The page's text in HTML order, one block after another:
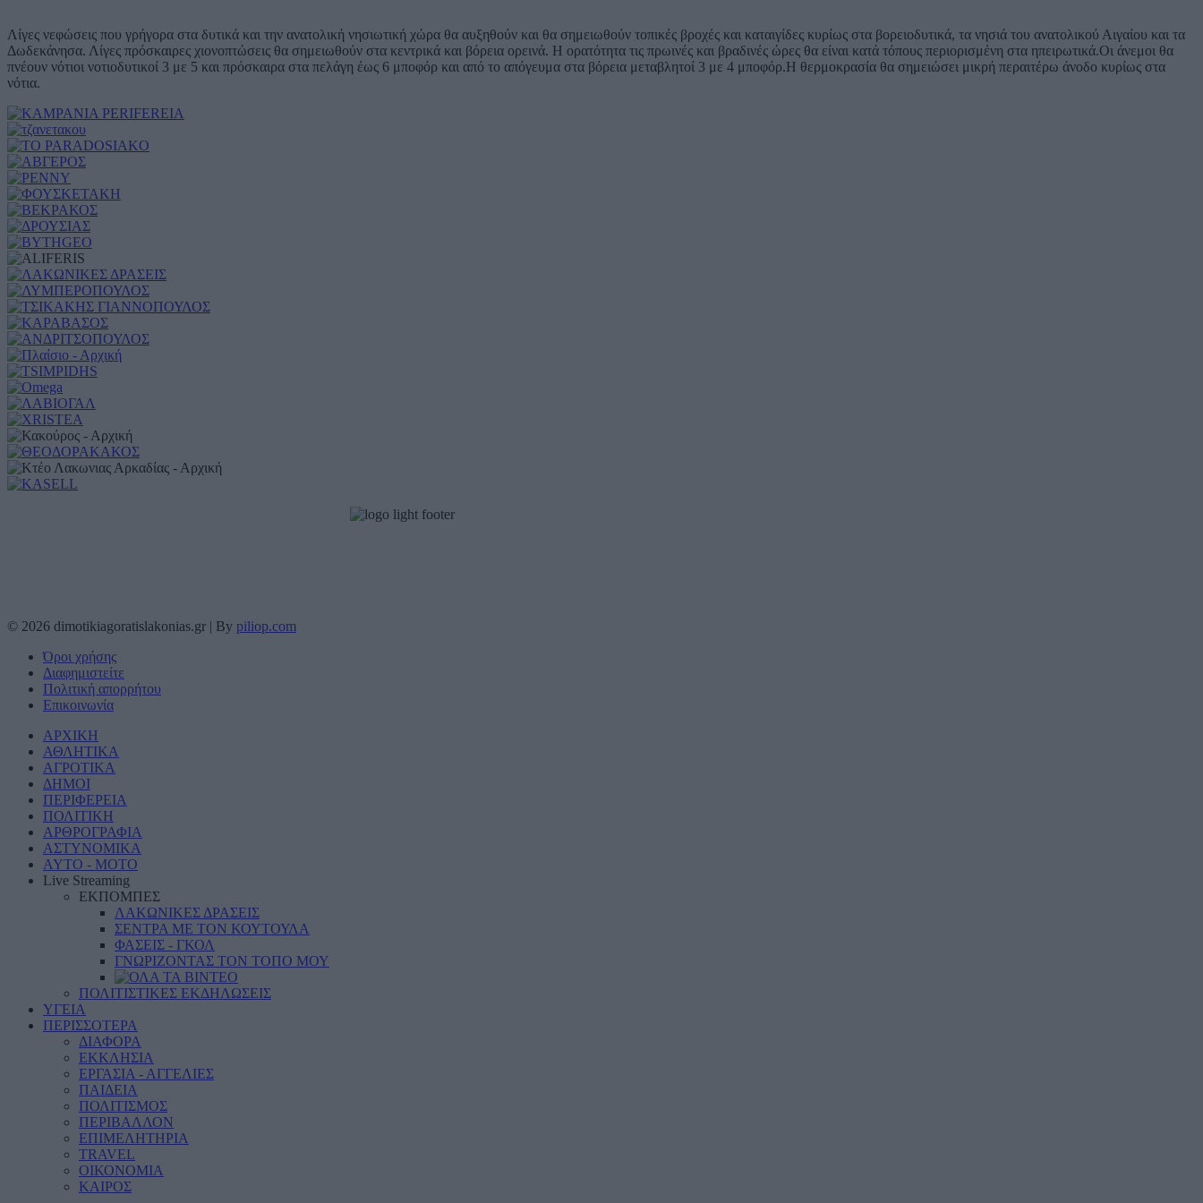
Λίγες νεφώσεις που γρήγορα στα δυτικά και την ανατολική νησιωτική χώρα θα αυξηθούν και θα σημειωθούν τοπικές βροχές και καταιγίδες κυρίως στα βορειοδυτικά, τα νησιά του ανατολικού Αιγαίου και τα
Δωδεκάνησα. Λίγες πρόσκαιρες χιονοπτώσεις θα σημειωθούν στα κεντρικά και βόρεια ορεινά. Η ορατότητα τις πρωινές και βραδινές ώρες θα είναι κατά τόπους περιορισμένη στα ηπειρωτικά.Οι άνεμοι θα
πνέουν νότιοι νοτιοδυτικοί 3 με 5 και πρόσκαιρα στα πελάγη έως 6 μποφόρ και από το απόγευμα στα βόρεια μεταβλητοί 3 με 4 μποφόρ.Η θερμοκρασία θα σημειώσει μικρή περαιτέρω άνοδο κυρίως στα
νότια.
© 2026 dimotikiagoratislakonias.gr | By piliop.com
Όροι χρήσης
Διαφημιστείτε
Πολιτική απορρήτου
Επικοινωνία
ΑΡΧΙΚΗ
ΑΘΛΗΤΙΚΑ
ΑΓΡΟΤΙΚΑ
ΔΗΜΟΙ
ΠΕΡΙΦΕΡΕΙΑ
ΠΟΛΙΤΙΚΗ
ΑΡΘΡΟΓΡΑΦΙΑ
ΑΣΤΥΝΟΜΙΚΑ
AYTO - MOTO
Live Streaming
ΕΚΠΟΜΠΕΣ
ΛΑΚΩΝΙΚΕΣ ΔΡΑΣΕΙΣ
ΣΕΝΤΡΑ ΜΕ ΤΟΝ ΚΟΥΤΟΥΛΑ
ΦΑΣΕΙΣ - ΓΚΟΛ
ΓΝΩΡΙΖΟΝΤΑΣ ΤΟΝ ΤΟΠΟ ΜΟΥ
ΠΟΛΙΤΙΣΤΙΚΕΣ ΕΚΔΗΛΩΣΕΙΣ
ΥΓΕΙΑ
ΠΕΡΙΣΣΟΤΕΡΑ
ΔΙΑΦΟΡΑ
ΕΚΚΛΗΣΙΑ
ΕΡΓΑΣΙΑ - ΑΓΓΕΛΙΕΣ
ΠΑΙΔΕΙΑ
ΠΟΛΙΤΙΣΜΟΣ
ΠΕΡΙΒΑΛΛΟΝ
ΕΠΙΜΕΛΗΤΗΡΙΑ
TRAVEL
ΟΙΚΟΝΟΜΙΑ
ΚΑΙΡΟΣ